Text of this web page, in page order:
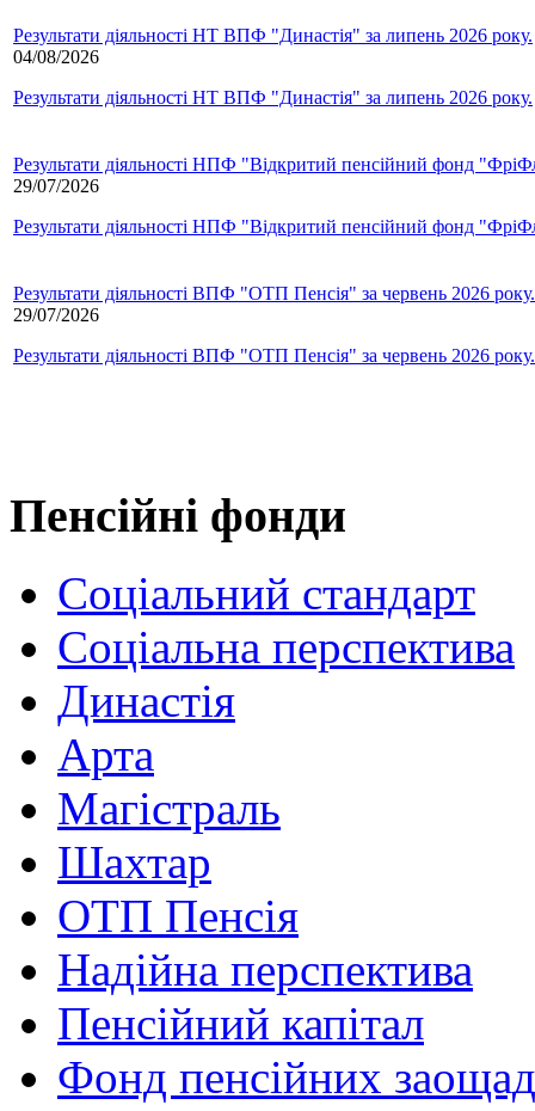
Результати діяльності НТ ВПФ "Династія" за липень 2026 року.
04/08/2026
Результати діяльності НТ ВПФ "Династія" за липень 2026 року.
Результати діяльності НПФ "Відкритий пенсійний фонд
29/07/2026
Результати діяльності НПФ "Відкритий пенсійний фонд
Результати діяльності ВПФ "ОТП Пенсія" за червень 2026 року.
29/07/2026
Результати діяльності ВПФ "ОТП Пенсія" за червень 2026 року.
Пенсійні фонди
Соціальний стандарт
Соціальна перспектива
Династія
Арта
Магістраль
Шахтар
ОТП Пенсія
Надійна перспектива
Пенсійний капітал
Фонд пенсійних